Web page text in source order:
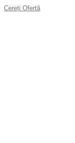
Cereți Ofertă